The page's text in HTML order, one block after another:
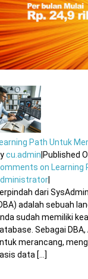
Path Untuk
cu.admin Published
on Learning
dari
adalah sebuah
sudah memiliki
Sebagai
merancang,
data [...]